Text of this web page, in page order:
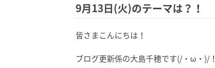
9月13日(火)のテーマは？！
皆さまこんにちは！
ブログ更新係の大島千穂です(/・ω・)/！